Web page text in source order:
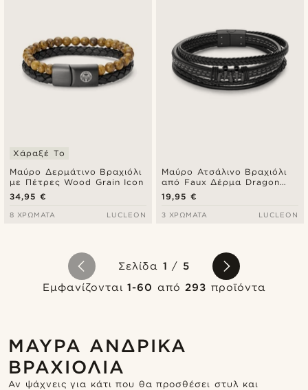
Μαύρο Δερμάτινο Βραχιόλι
με Πέτρες Wood Grain Icon
Χάραξέ Το
34,95 €
8 ΧΡΏΜΑΤΑ LUCLEON
Μαύρο Ατσάλινο Βραχιόλι
από Faux Δέρμα Dragon
Claw
19,95 €
3 ΧΡΏΜΑΤΑ LUCLEON
Σελίδα 1 / 5
Εμφανίζονται 1-60 από 293 προϊόντα
ΜΑΎΡΑ ΑΝΔΡΙΚΆ
ΒΡΑΧΙΌΛΙΑ
Αν ψάχνεις για κάτι που θα προσθέσει στυλ και